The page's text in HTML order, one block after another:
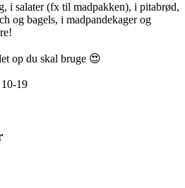
i salater (fx til madpakken), i pitabrød,
og bagels, i madpandekager og
op du skal bruge 😍
19